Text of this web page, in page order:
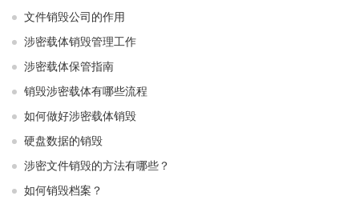
文件销毁公司的作用
涉密载体销毁管理工作
涉密载体保管指南
销毁涉密载体有哪些流程
如何做好涉密载体销毁
硬盘数据的销毁
涉密文件销毁的方法有哪些？
如何销毁档案？